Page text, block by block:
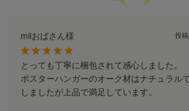
miiおばさん様 投
とっても丁寧に梱包されて感心しました。
ポスターハンガーのオーク材はナチュラル
しましたが上品で満足しています。